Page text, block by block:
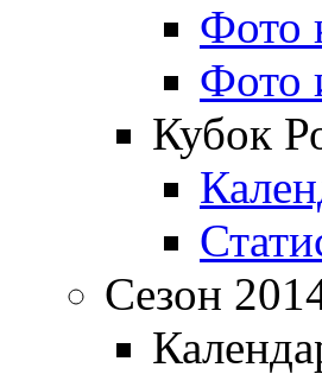
Фото
Фото
Кубок
Сезон